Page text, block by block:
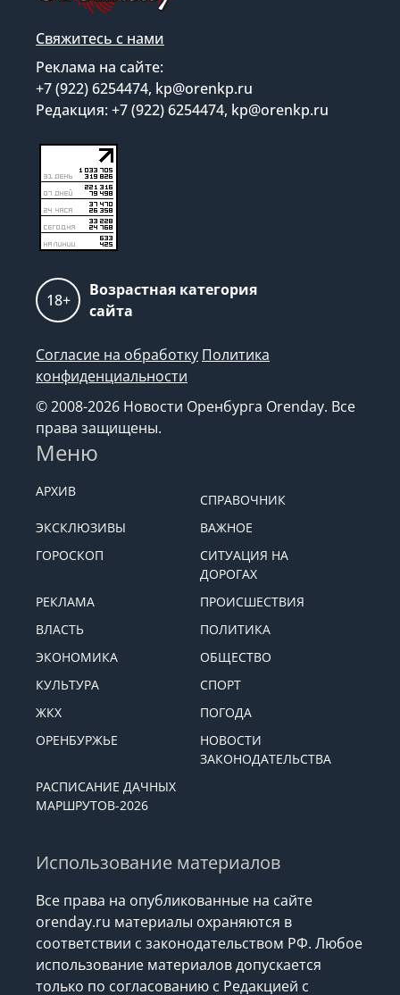
Свяжитесь с нами
Реклама на сайте:
+7 (922) 6254474, kp@orenkp.ru
Редакция: +7 (922) 6254474, kp@orenkp.ru
18+
Возрастная категория
сайта
Согласие на обработку Политика
конфиденциальности
© 2008-2026 Новости Оренбурга Orenday. Все
права защищены.
Меню
АРХИВ
СПРАВОЧНИК
ЭКСКЛЮЗИВЫ
ВАЖНОЕ
ГОРОСКОП
СИТУАЦИЯ НА
ДОРОГАХ
РЕКЛАМА
ПРОИСШЕСТВИЯ
ВЛАСТЬ
ПОЛИТИКА
ЭКОНОМИКА
ОБЩЕСТВО
КУЛЬТУРА
СПОРТ
ЖКХ
ПОГОДА
ОРЕНБУРЖЬЕ
НОВОСТИ
ЗАКОНОДАТЕЛЬСТВА
РАСПИСАНИЕ ДАЧНЫХ
МАРШРУТОВ-2026
Использование материалов
Все права на опубликованные на сайте
orenday.ru материалы охраняются в
соответствии с законодательством РФ. Любое
использование материалов допускается
только по согласованию с Редакцией с